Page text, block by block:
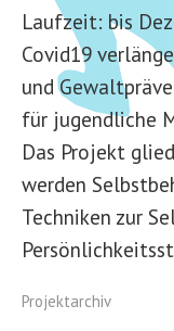
Laufzeit: bis
Covid19
und
für jugendliche
Das Projekt
werden
Techniken zur
Projektarchiv